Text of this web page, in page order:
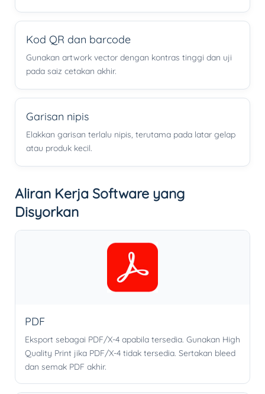
Kod QR dan barcode
Gunakan artwork vector dengan kontras tinggi dan uji
pada saiz cetakan akhir.
Garisan nipis
Elakkan garisan terlalu nipis, terutama pada latar gelap
atau produk kecil.
Aliran Kerja Software yang
Disyorkan
PDF
Eksport sebagai PDF/X-4 apabila tersedia. Gunakan High
Quality Print jika PDF/X-4 tidak tersedia. Sertakan bleed
dan semak PDF akhir.